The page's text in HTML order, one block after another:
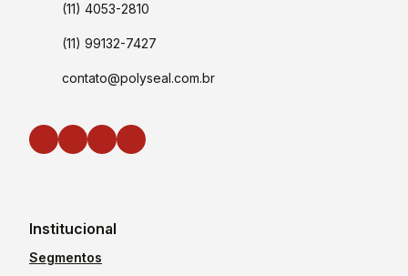
(11) 4053-2810
(11) 99132-7427
contato@polyseal.com.br
Institucional
Segmentos